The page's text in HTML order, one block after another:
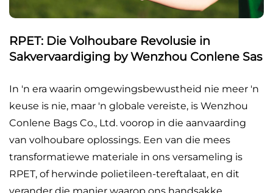
RPET: Die Volhoubare Revolusie in
Sakvervaardiging by Wenzhou Conlene Sas
In 'n era waarin omgewingsbewustheid nie meer 'n
keuse is nie, maar 'n globale vereiste, is Wenzhou
Conlene Bags Co., Ltd. voorop in die aanvaarding
van volhoubare oplossings. Een van die mees
transformatiewe materiale in ons versameling is
RPET, of herwinde polietileen-tereftalaat, en dit
verander die manier waarop ons handsakke